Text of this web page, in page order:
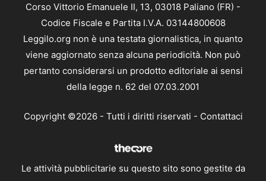
Corso Vittorio Emanuele II, 13, 03018 Paliano (FR) -
Codice Fiscale e Partita I.V.A. 03144800608
Leggilo.org non è una testata giornalistica, in quanto
viene aggiornato senza alcuna periodicità. Non può
pertanto considerarsi un prodotto editoriale ai sensi
della legge n. 62 del 07.03.2001
Copyright ©2026 - Tutti i diritti riservati - Contattaci
Le attività pubblicitarie su questo sito sono gestite da